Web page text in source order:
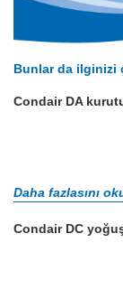
Bunlar da ilginizi
Condair DA
Daha fazlasını
Condair DC